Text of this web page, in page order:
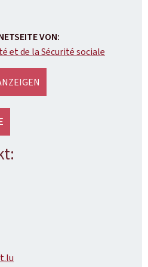
VON:
et de la Sécurité sociale